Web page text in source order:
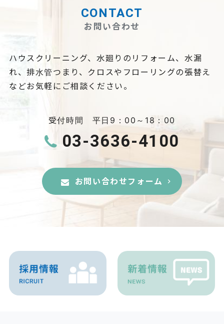
CONTACT
お問い合わせ
ハウスクリーニング、水廻りのリフォーム、水漏
れ、排水管つまり、 クロスやフローリングの張替え
などお気軽にご相談ください。
受付時間 平日9：00～18：00
03-3636-4100
お問い合わせフォーム